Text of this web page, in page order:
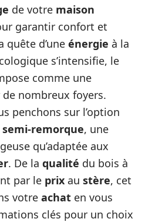
de votre maison
garantir confort et
quête d’une énergie à la
s’intensifie, le
comme une
nombreux foyers.
penchons sur l’option
semi-remorque, une
qu’adaptée aux
. De la qualité du bois à
par le prix au stère, cet
votre achat en vous
clés pour un choix